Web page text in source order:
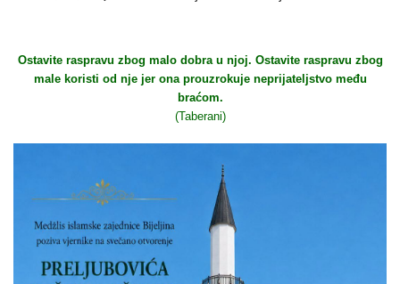
Ostavite raspravu zbog malo dobra u njoj. Ostavite raspravu zbog
male koristi od nje jer ona prouzrokuje neprijateljstvo među
braćom.
(Taberani)